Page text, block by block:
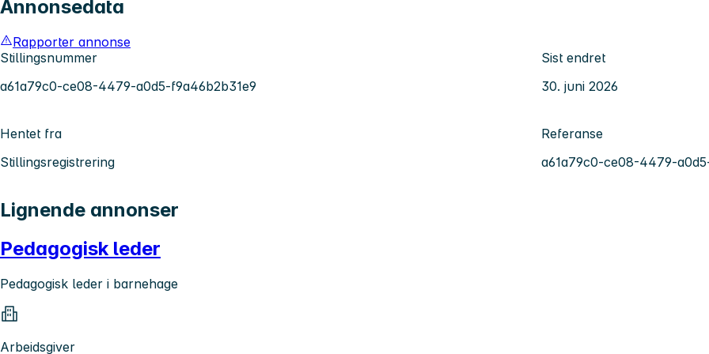
Annonsedata
Rapporter annonse
Stillingsnummer
a61a79c0-ce08-4479-a0d5-f9a46b2b31e9
Sist endret
30. juni 2026
Hentet fra
Stillingsregistrering
Referanse
a61a79c0-ce08-4479-
Lignende annonser
Pedagogisk leder
Pedagogisk leder i barnehage
Arbeidsgiver